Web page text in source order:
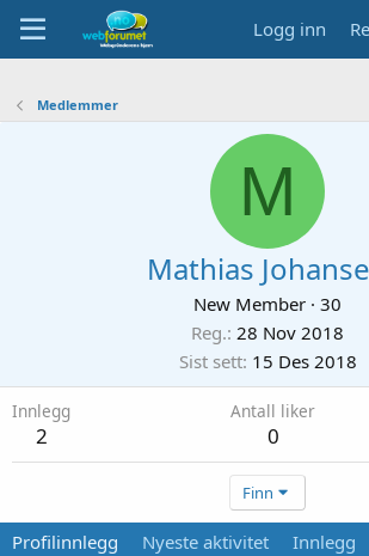
Logg inn
Medlemmer
M
Mathias
New Member · 30
Reg. 28 Nov 2018
Sist sett 15 Des 2018
Innlegg
2
Antall liker
0
Finn
Profilinnlegg Nyeste aktivitet Innlegg